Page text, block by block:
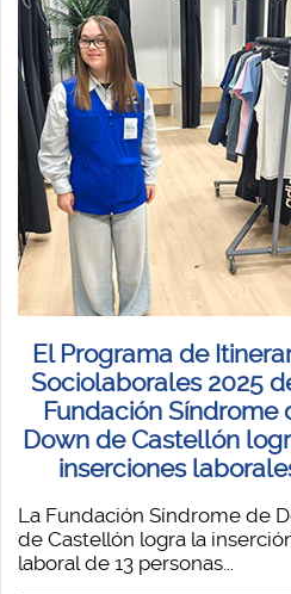
El Programa de
Sociolaborales 2025
Fundación Síndrome
Down de Castellón
inserciones
La Fundación Síndrome de
de Castellón logra la
laboral de 13 personas...